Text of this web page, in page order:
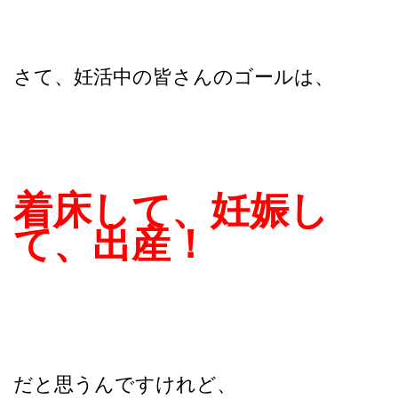
さて、妊活中の皆さんのゴールは、
着床して、妊娠し
て、出産！
だと思うんですけれど、